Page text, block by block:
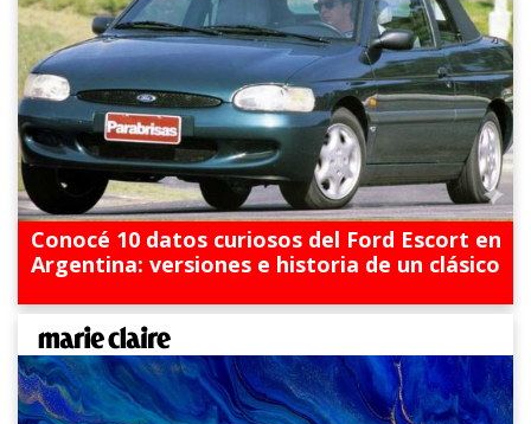
Conocé 10 datos curiosos del Ford Escort en
Argentina: versiones e historia de un clásico